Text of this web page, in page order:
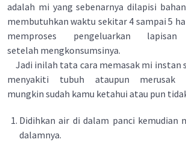
adalah mi yang sebenarnya dilapisi
membutuhkan waktu sekitar 4 sampai 5
memproses pengeluarkan
setelah mengkonsumsinya.
Jadi inilah tata cara memasak mi instan
menyakiti tubuh ataupun merusak
mungkin sudah kamu ketahui atau pun
Didihkan air di dalam panci kemudian
dalamnya.